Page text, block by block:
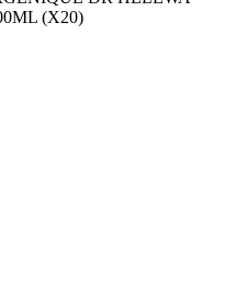
(X20)